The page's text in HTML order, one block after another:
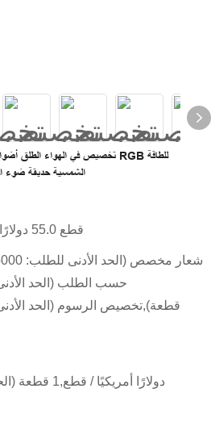
الشمسية حديقة ضوء
> = 10 قطع 55.0 دولارًا أمريكيًا